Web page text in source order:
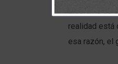
diagrama de
realidad
esa razón, el